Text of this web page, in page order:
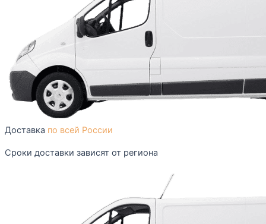
Доставка по всей России
Сроки доставки зависят от региона